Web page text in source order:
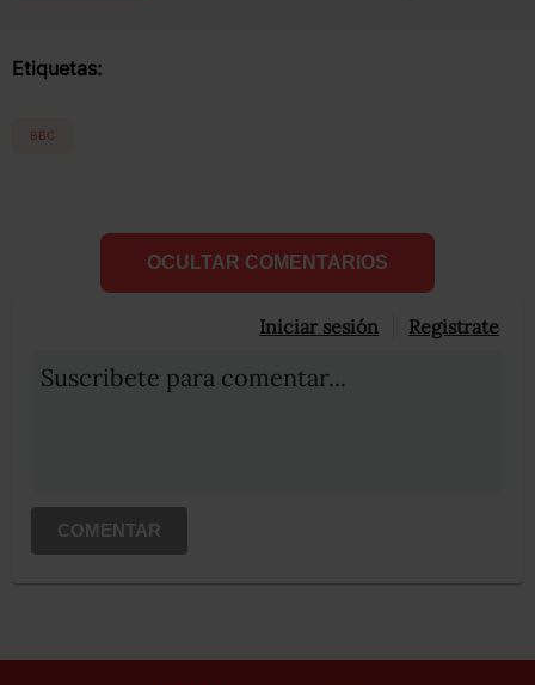
Etiquetas:
BBC
OCULTAR COMENTARIOS
Iniciar sesión Registrate
Suscribete para comentar...
COMENTAR